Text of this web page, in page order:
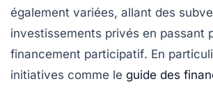
également variées, allant des
investissements privés en passant
financement participatif. En
initiatives comme le guide des